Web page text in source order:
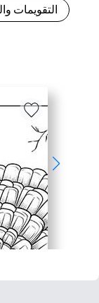
التقويمات